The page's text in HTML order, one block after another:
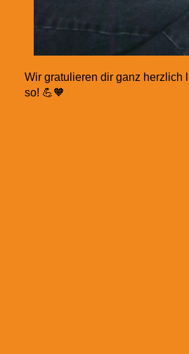
Wir gratulieren dir ganz herzlich
so! 💪🧡